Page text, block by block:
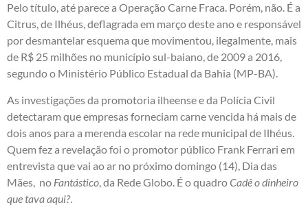
Pelo título, até parece a Operação Carne Fraca. Porém, não. É a
Citrus, de Ilhéus, deflagrada em março deste ano e responsável
por desmantelar esquema que movimentou, ilegalmente, mais
de R$ 25 milhões no município sul-baiano, de 2009 a 2016,
segundo o Ministério Público Estadual da Bahia (MP-BA).
As investigações da promotoria ilheense e da Polícia Civil
detectaram que empresas forneciam carne vencida há mais de
dois anos para a merenda escolar na rede municipal de Ilhéus.
Quem fez a revelação foi o promotor público Frank Ferrari em
entrevista que vai ao ar no próximo domingo (14), Dia das
Mães, no Fantástico , da Rede Globo. É o quadroCadê o dinheiro
que tava aqui?.